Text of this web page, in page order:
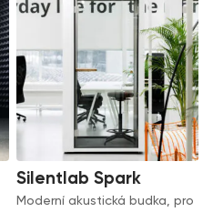
Silentlab Spark
Moderní akustická budka, pro